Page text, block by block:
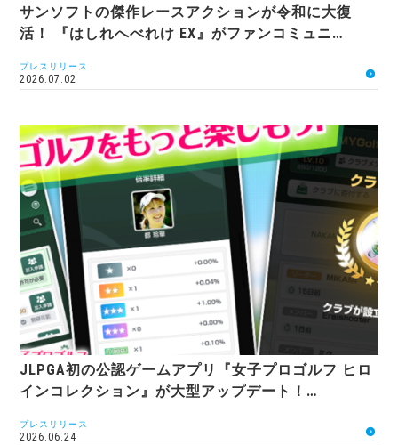
サンソフトの傑作レースアクションが令和に大復
活！ 『はしれへべれけ EX』がファンコミュニ…
プレスリリース
2026.07.02
JLPGA初の公認ゲームアプリ『女子プロゴルフ ヒロ
インコレクション』が大型アップデート！…
プレスリリース
2026.06.24